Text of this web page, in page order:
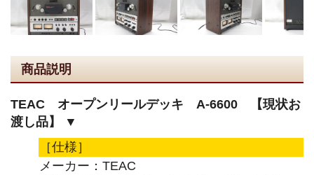
商品説明
TEAC オープンリールデッキ A-6600 【現状お
渡し品】 ▼
［仕様］
メーカー：TEAC